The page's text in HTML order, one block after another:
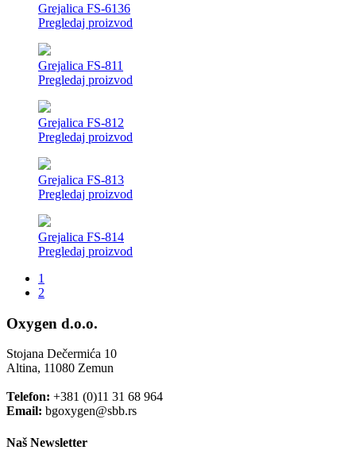
Grejalica FS-6136
Pregledaj proizvod
Grejalica FS-811
Pregledaj proizvod
Grejalica FS-812
Pregledaj proizvod
Grejalica FS-813
Pregledaj proizvod
Grejalica FS-814
Pregledaj proizvod
1
2
Oxygen d.o.o.
Stojana Dečermića 10
Altina, 11080 Zemun
Telefon: +381 (0)11 31 68 964
Email: bgoxygen@sbb.rs
Naš Newsletter